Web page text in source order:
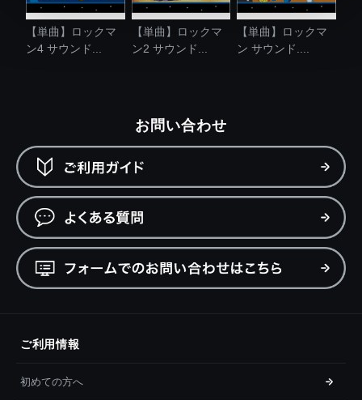
【単曲】ロックマ
ン4 サウンド...
【単曲】ロックマ
ン2 サウンド...
【単曲】ロックマ
ン サウンド....
お問い合わせ
ご利用情報
初めての方へ